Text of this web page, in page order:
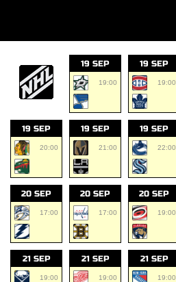
19 SEP
19:00
19 SEP
19:00
19 SEP
20:00
19 SEP
21:00
19 SEP
22:00
20 SEP
17:00
20 SEP
17:00
20 SEP
19:00
21 SEP
19:00
21 SEP
19:00
21 SEP
19:00